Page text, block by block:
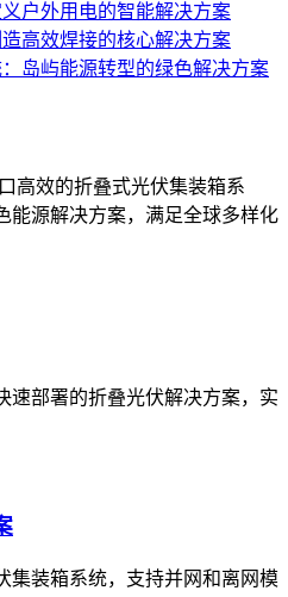
户外用电的智能解决方案
高效焊接的核心解决方案
岛屿能源转型的绿色解决方案
高效的折叠式光伏集装箱系
能源解决方案，满足全球多样化
速部署的折叠光伏解决方案，实
集装箱系统，支持并网和离网模